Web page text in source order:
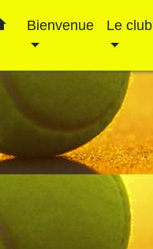
Bienvenue Le club